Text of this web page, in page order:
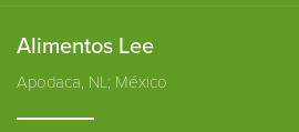
Alimentos Lee
Apodaca, NL; México